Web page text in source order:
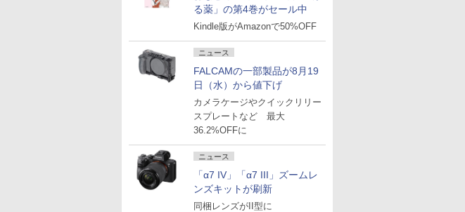
る薬」の第4巻がセール中
Kindle版がAmazonで50%OFF
ニュース
FALCAMの一部製品が8月19
日（水）から値下げ
カメラケージやクイックリリー
スプレートなど 最大
36.2%OFFに
ニュース
「α7 IV」「α7 III」ズームレ
ンズキットが刷新
同梱レンズがII型に